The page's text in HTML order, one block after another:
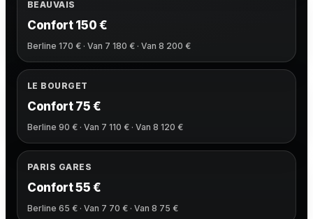
BEAUVAIS
Confort 150 €
Berline 170 € · Van 7 180 € · Van 8 200 €
LE BOURGET
Confort 75 €
Berline 90 € · Van 7 110 € · Van 8 120 €
PARIS GARES
Confort 55 €
Berline 65 € · Van 7 70 € · Van 8 75 €